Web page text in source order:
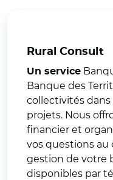
Rural Consult
Un service
Banque des
collectivités dans
projets. Nous
financier et
vos questions
gestion de votre
disponibles par